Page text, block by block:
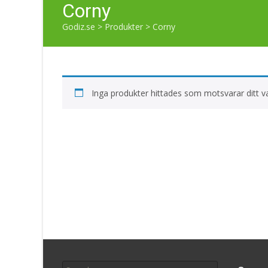
Corny
Godiz.se > Produkter > Corny
Inga produkter hittades som motsvarar ditt